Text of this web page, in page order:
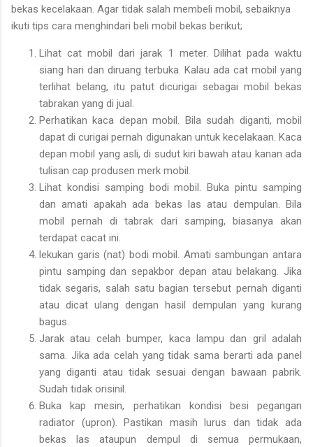
bekas kecelakaan. Agar tidak salah membeli mobil, sebaiknya
ikuti tips cara menghindari beli mobil bekas berikut;
Lihat cat mobil dari jarak 1 meter. Dilihat pada waktu
siang hari dan diruang terbuka. Kalau ada cat mobil yang
terlihat belang, itu patut dicurigai sebagai mobil bekas
tabrakan yang di jual.
Perhatikan kaca depan mobil. Bila sudah diganti, mobil
dapat di curigai pernah digunakan untuk kecelakaan. Kaca
depan mobil yang asli, di sudut kiri bawah atau kanan ada
tulisan cap produsen merk mobil.
Lihat kondisi samping bodi mobil. Buka pintu samping
dan amati apakah ada bekas las atau dempulan. Bila
mobil pernah di tabrak dari samping, biasanya akan
terdapat cacat ini.
lekukan garis (nat) bodi mobil. Amati sambungan antara
pintu samping dan sepakbor depan atau belakang. Jika
tidak segaris, salah satu bagian tersebut pernah diganti
atau dicat ulang dengan hasil dempulan yang kurang
bagus.
Jarak atau celah bumper, kaca lampu dan gril adalah
sama. Jika ada celah yang tidak sama berarti ada panel
yang diganti atau tidak sesuai dengan bawaan pabrik.
Sudah tidak orisinil.
Buka kap mesin, perhatikan kondisi besi pegangan
radiator (upron). Pastikan masih lurus dan tidak ada
bekas las ataupun dempul di semua permukaan,